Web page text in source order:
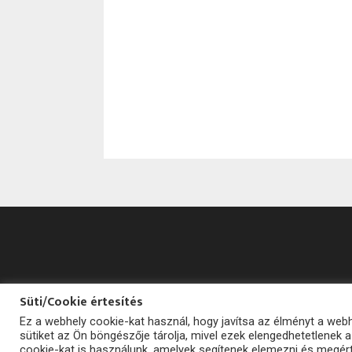
Süti/Cookie értesítés
Ez a webhely cookie-kat használ, hogy javítsa az élményt a
sütiket az Ön böngészője tárolja, mivel ezek